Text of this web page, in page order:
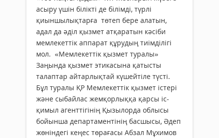
асы­ру үшін білікті де білімді, түрлі
қиыншылықтарға төтеп бере алатын,
адал да әділ қызмет атқаратын кәсіби
мемлекеттік аппарат құрудың тиімділігі
мол. «Мемлекеттік қызмет туралы»
Заңында қызмет этикасына қатысты
талаптар айтарлықтай күшейтіле түсті.
Бұл туралы ҚР Мемлекеттік қызмет істері
және сыбайлас жемқорлыққа қарсы іс-
қимыл агенттігінің Қызылорда облысы
бойынша департаментінің басшысы, Әдеп
жөніндегі кеңес төрағасы Абзал Мұхимов